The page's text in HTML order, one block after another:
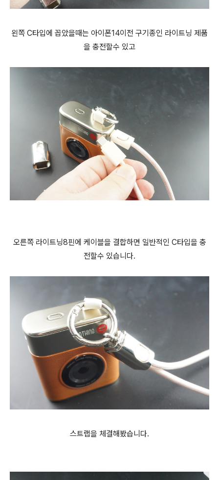
왼쪽 C타입에 꼽았을때는 아이폰14이전 구기종인 라이트닝 제품
을 충전할수 있고
오른쪽 라이트닝8핀에 케이블을 결합하면 일반적인 C타입을 충
전할수 있습니다.
스트랩을 체결해봤습니다.